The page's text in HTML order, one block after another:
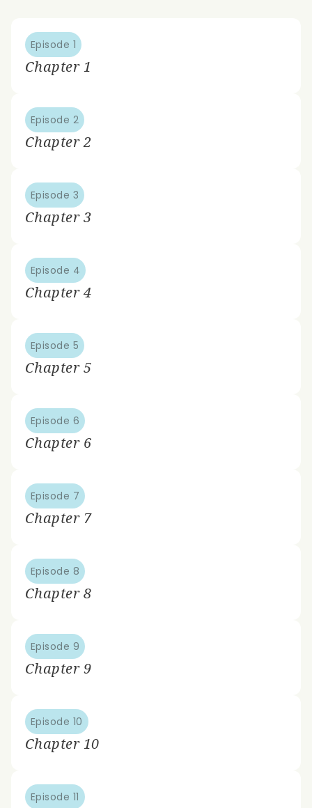
Episode 1
Chapter 1
Episode 2
Chapter 2
Episode 3
Chapter 3
Episode 4
Chapter 4
Episode 5
Chapter 5
Episode 6
Chapter 6
Episode 7
Chapter 7
Episode 8
Chapter 8
Episode 9
Chapter 9
Episode 10
Chapter 10
Episode 11